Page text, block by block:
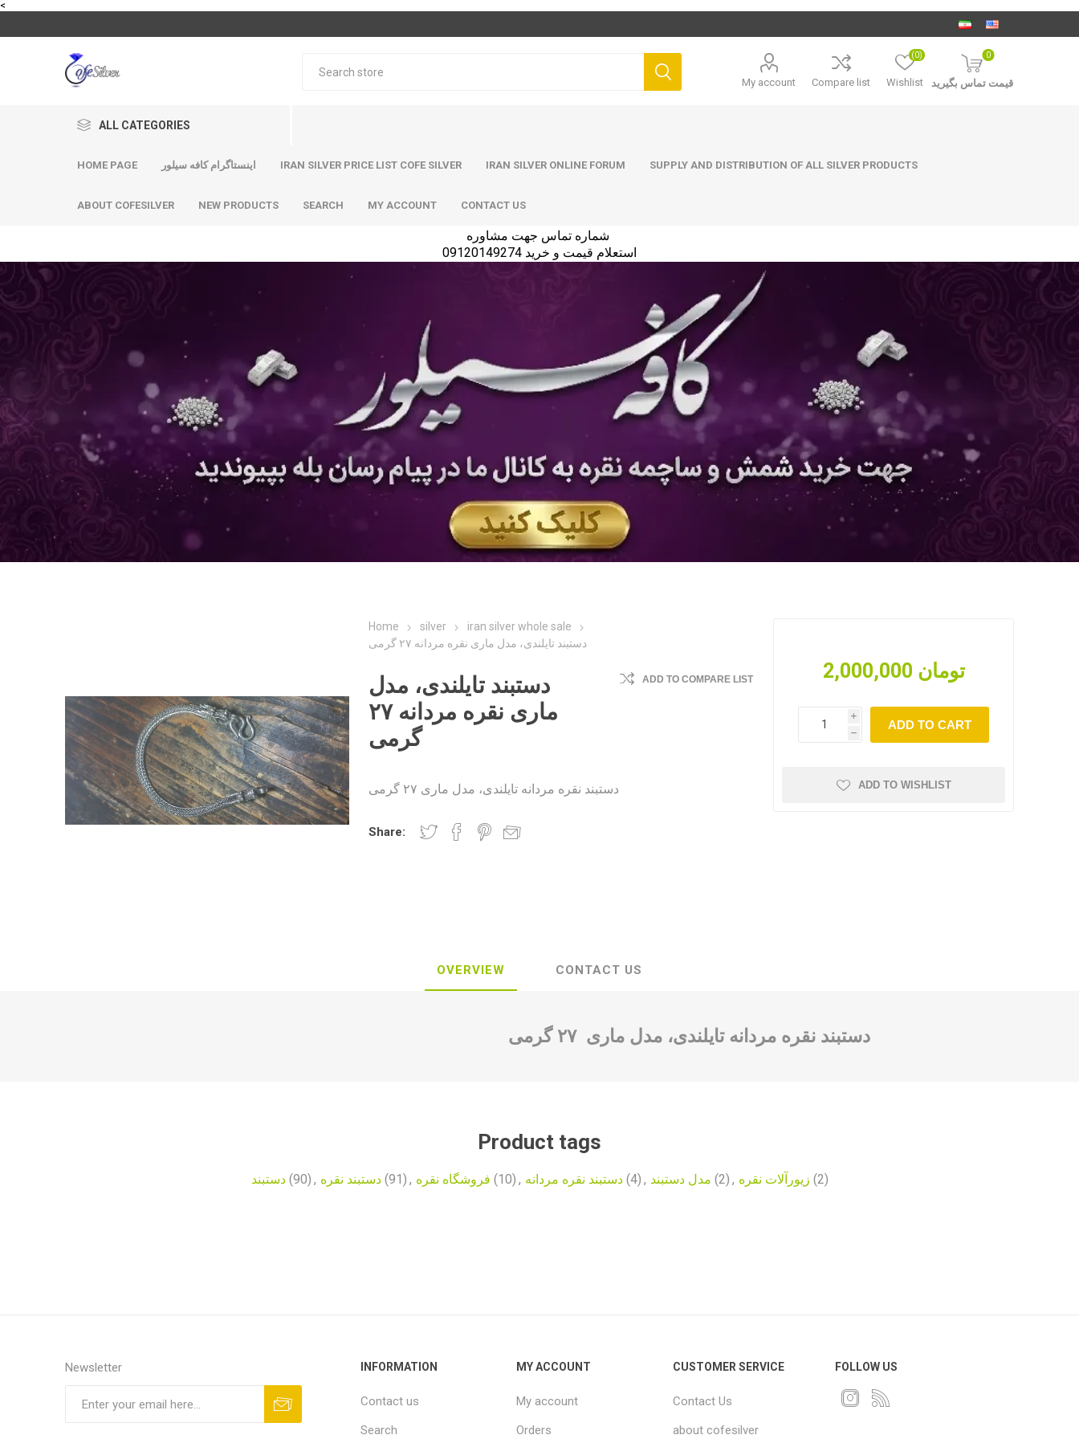
<
My account Compare list Wishlist
(0) 0
قیمت تماس بگیرید
ALL CATEGORIES
HOME PAGE اینستاگرام کافه سیلور IRAN SILVER PRICE LIST COFE SILVER IRAN SILVER ONLINE FORUM SUPPLY AND DISTRIBUTION OF ALL SILVER PRODUCTS
ABOUT COFESILVER NEW PRODUCTS SEARCH MY ACCOUNT CONTACT US
استعلام قیمت و خرید 09120149274
Home silver
iran silver whole sale
دستبند تایلندی، مدل ماری نقره مردانه ۲۷ گرمی
دستبند تایلندی، مدل
ماری نقره مردانه ۲۷
گرمی
ADD TO COMPARE LIST
دستبند نقره مردانه تایلندی، مدل ماری ۲۷ گرمی
Share:
2,000,000 تومان
i
h
ADD TO CART
ADD TO WISHLIST
OVERVIEW CONTACT US
دستبند نقره مردانه تایلندی، مدل ماری ۲۷ گرمی
Product tags
دستبند (90) , دستبند نقره (91) , فروشگاه نقره (10) , دستبند نقره مردانه (4) , مدل دستبند (2) , زیورآلات نقره (2)
Newsletter INFORMATION
Contact us
Search
MY ACCOUNT
My account
Orders
CUSTOMER SERVICE
Contact Us
about cofesilver
FOLLOW US